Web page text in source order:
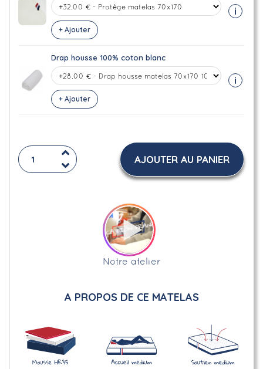
+ Ajouter
i
Drap housse 100% coton blanc
+ Ajouter
i
AJOUTER AU PANIER
Notre atelier
A PROPOS DE CE MATELAS